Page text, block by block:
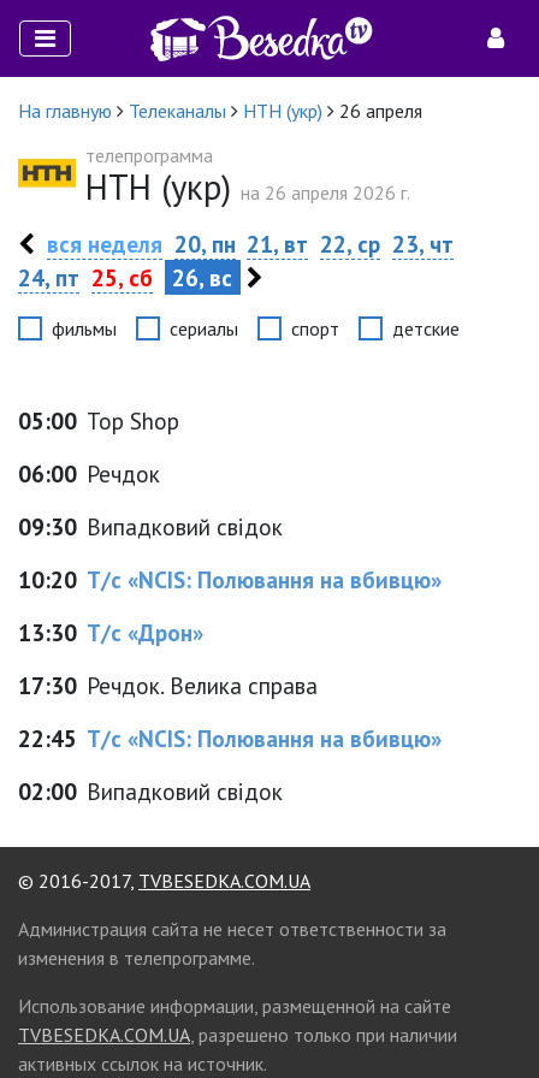
На главную Телеканалы НТН (укр)
26 апреля
телепрограмма
НТН (укр) на 26 апреля 2026 г.
вся неделя 20, пн 21, вт 22, ср 23, чт
24, пт 25, сб 26, вс
фильмы сериалы спорт детские
05:00 Top Shop
06:00 Речдок
09:30 Випадковий свідок
10:20 Т/с «NCIS: Полювання на вбивцю»
13:30 Т/с «Дрон»
17:30 Речдок. Велика справа
22:45 Т/с «NCIS: Полювання на вбивцю»
02:00 Випадковий свідок
© 2016-2017, TVBESEDKA.COM.UA
Администрация сайта не несет ответственности за
изменения в телепрограмме.
Использование информации, размещенной на сайте
TVBESEDKA.COM.UA, разрешено только при наличии
активных ссылок на источник.